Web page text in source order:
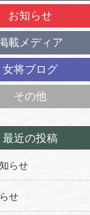
お知らせ
載メディア
女将ブログ
その他
最近の投稿
らせ
せ